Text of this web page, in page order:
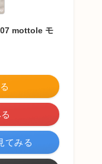
mottole モ
てみる